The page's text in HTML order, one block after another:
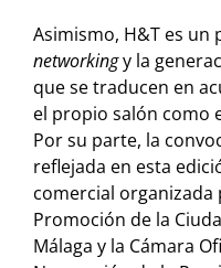
Asimismo, H&T es
networkingy la
que se traducen en
el propio salón como
Por su parte, la
reflejada en esta
comercial organizada
Promoción de la
Málaga y la Cámara